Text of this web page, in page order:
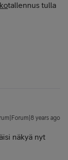
tallennus tulla
years ago
näkyä nyt